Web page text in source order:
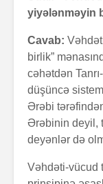
yiyələnməyin
Cavab:
birlik”
cəhətdən
düşüncə
Ərəbi
Ərəbinin deyil,
deyənlər də
Vəhdəti-vücud